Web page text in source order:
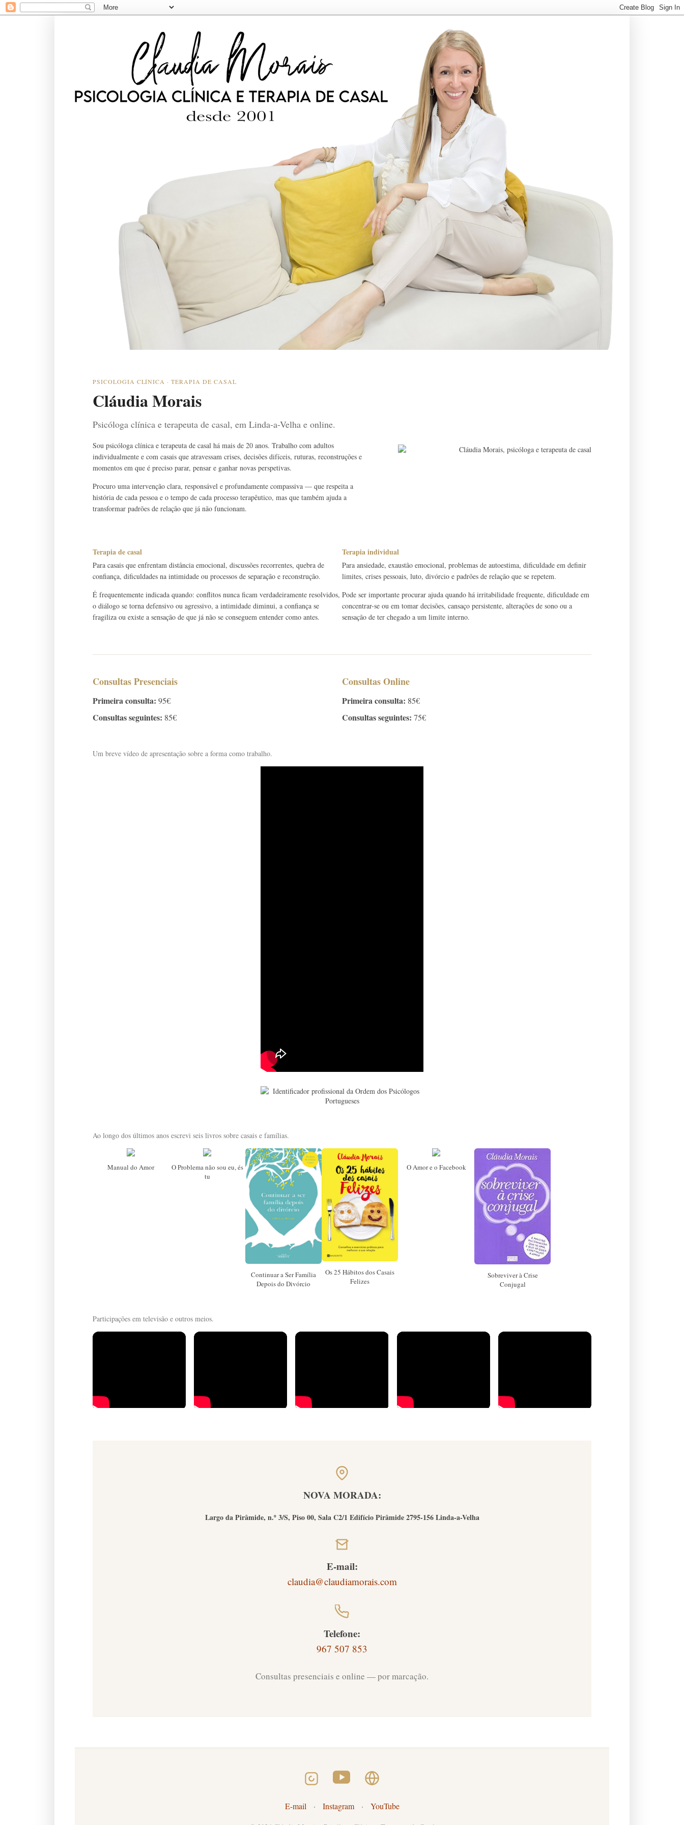
PSICOLOGIA CLÍNICA · TERAPIA DE CASAL
Cláudia Morais
Psicóloga clínica e terapeuta de casal, em Linda-a-Velha e online.
Sou psicóloga clínica e terapeuta de casal há mais de 20 anos. Trabalho com adultos
individualmente e com casais que atravessam crises, decisões difíceis, ruturas, reconstruções e
momentos em que é preciso parar, pensar e ganhar novas perspetivas.
Procuro uma intervenção clara, responsável e profundamente compassiva — que respeita a
história de cada pessoa e o tempo de cada processo terapêutico, mas que também ajuda a
transformar padrões de relação que já não funcionam.
Terapia de casal
Para casais que enfrentam distância emocional, discussões recorrentes, quebra de
confiança, dificuldades na intimidade ou processos de separação e reconstrução.
É frequentemente indicada quando: conflitos nunca ficam verdadeiramente resolvidos,
o diálogo se torna defensivo ou agressivo, a intimidade diminui, a confiança se
fragiliza ou existe a sensação de que já não se conseguem entender como antes.
Terapia individual
Para ansiedade, exaustão emocional, problemas de autoestima, dificuldade em definir
limites, crises pessoais, luto, divórcio e padrões de relação que se repetem.
Pode ser importante procurar ajuda quando há irritabilidade frequente, dificuldade em
concentrar-se ou em tomar decisões, cansaço persistente, alterações de sono ou a
sensação de ter chegado a um limite interno.
Consultas Presenciais
Primeira consulta: 95€
Consultas seguintes: 85€
Consultas Online
Primeira consulta: 85€
Consultas seguintes: 75€
Um breve vídeo de apresentação sobre a forma como trabalho.
Ao longo dos últimos anos escrevi seis livros sobre casais e famílias.
Manual do Amor
O Problema não sou eu, és
tu
Continuar a Ser Família
Depois do Divórcio
Os 25 Hábitos dos Casais
Felizes
O Amor e o Facebook
Sobreviver à Crise
Conjugal
Participações em televisão e outros meios.
NOVA MORADA:
Largo da Pirâmide, n.º 3/S, Piso 00, Sala C2/1 Edifício Pirâmide 2795-156 Linda-a-Velha
E-mail:
claudia@claudiamorais.com
Telefone:
967 507 853
Consultas presenciais e online — por marcação.
E-mail · Instagram · YouTube